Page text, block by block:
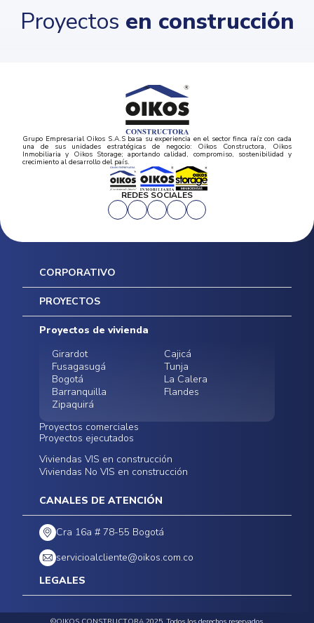
Proyectos en construcción
Grupo Empresarial Oikos S.A.S basa su experiencia en el sector finca raíz con cada
una de sus unidades estratégicas de negocio: Oikos Constructora, Oikos
Inmobiliaria y Oikos Storage; aportando calidad, compromiso, sostenibilidad y
crecimiento al desarrollo del país.
REDES SOCIALES
CORPORATIVO
Inicio
Mapa del sitio
Postventas
Contratación Directa
Noticias
PROYECTOS
Proyectos de vivienda
Girardot
Cajicá
Fusagasugá
Tunja
Bogotá
La Calera
Barranquilla
Flandes
Zipaquirá
Proyectos comerciales
Funza
Infinitum Zentral
Bodegas - ALMAX
Centro Comercial
Proyectos ejecutados
Conoce nuestros
proyectos ejecutados
Viviendas VIS en construcción
Viviendas No VIS en construcción
CANALES DE ATENCIÓN
Cra 16a # 78-55 Bogotá
servicioalcliente@oikos.com.co
LEGALES
Políticas de privacidad